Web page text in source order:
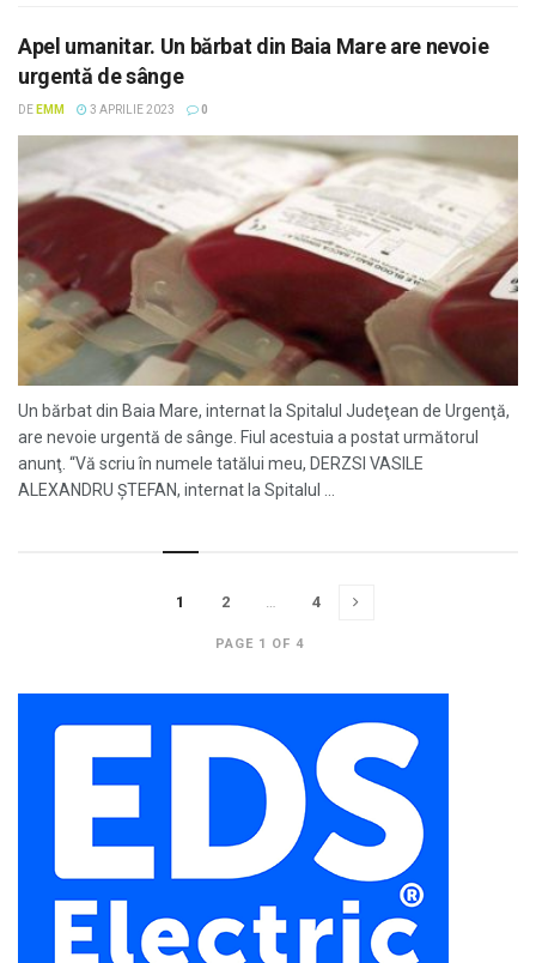
Apel umanitar. Un bărbat din Baia Mare are nevoie
urgentă de sânge
DE EMM 3 APRILIE 2023 0
Un bărbat din Baia Mare, internat la Spitalul Judeţean de Urgenţă,
are nevoie urgentă de sânge. Fiul acestuia a postat următorul
anunţ. “Vă scriu în numele tatălui meu, DERZSI VASILE
ALEXANDRU ŞTEFAN, internat la Spitalul ...
PAGE 1 OF 4
1 2 … 4